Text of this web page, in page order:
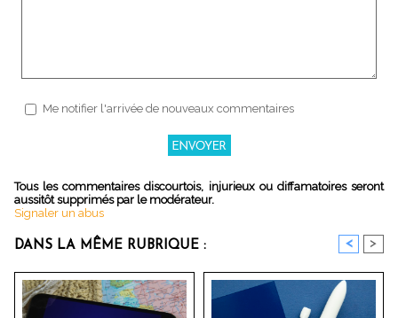
Me notifier l'arrivée de nouveaux commentaires
Tous les commentaires discourtois, injurieux ou diffamatoires seront
aussitôt supprimés par le modérateur.
Signaler un abus
DANS LA MÊME RUBRIQUE : < >